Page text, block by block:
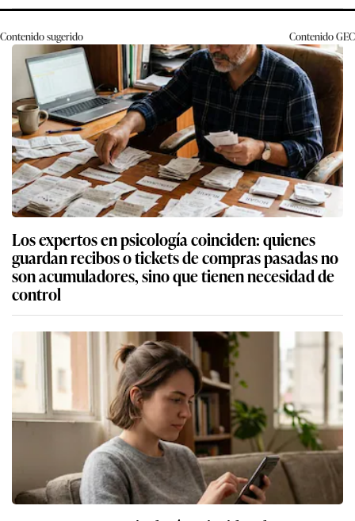
Contenido sugerido ContenidoGEC
Los expertos en psicología coinciden: quienes
guardan recibos o tickets de compras pasadas no
son acumuladores, sino que tienen necesidad de
control